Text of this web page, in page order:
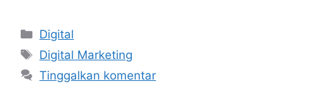
Kategori
Digital
Tag
Digital Marketing
Tinggalkan komentar